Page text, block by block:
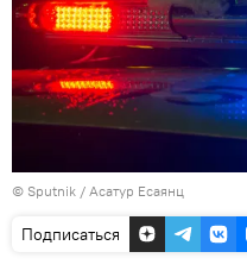
© Sputnik / Асатур Есаянц
Подписаться